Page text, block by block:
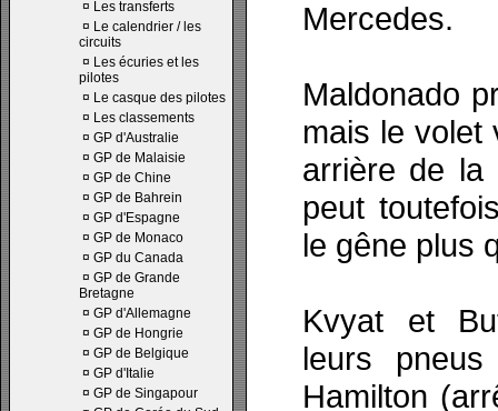
¤ Les transferts
¤ Le calendrier / les
circuits
¤ Les écuries et les
pilotes
¤ Le casque des pilotes
¤ Les classements
¤ GP d'Australie
¤ GP de Malaisie
¤ GP de Chine
¤ GP de Bahrein
¤ GP d'Espagne
¤ GP de Monaco
¤ GP du Canada
¤ GP de Grande
Bretagne
¤ GP d'Allemagne
¤ GP de Hongrie
¤ GP de Belgique
¤ GP d'Italie
¤ GP de Singapour
Mercedes.
Maldonado
mais le volet
arrière de la
peut
le gêne plus
Kvyat et
leurs
Hamilton